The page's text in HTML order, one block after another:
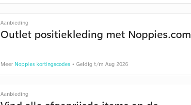
Aanbieding
Outlet positiekleding met Noppies.com
Meer Noppies kortingscodes• Geldig t/m Aug 2026
Aanbieding